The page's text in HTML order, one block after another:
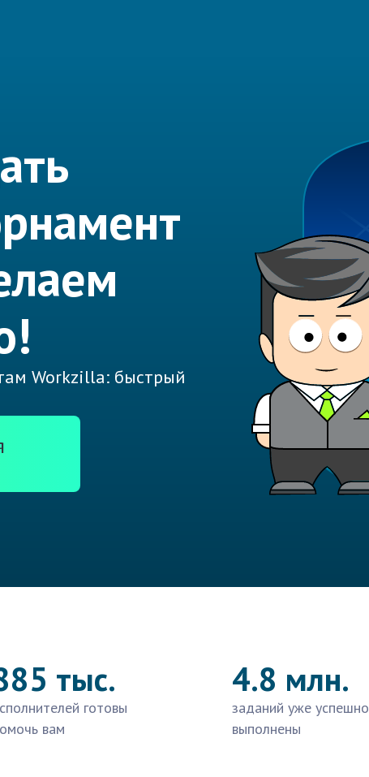
Workzilla: быстрый
тыс.
готовы
вам
4.8 млн.
заданий уже успешно
выполнены